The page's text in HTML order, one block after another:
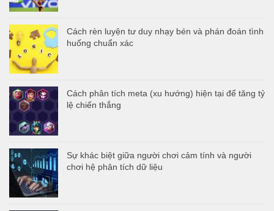
Cách rèn luyện tư duy nhạy bén và phán đoán tình
huống chuẩn xác
Cách phân tích meta (xu hướng) hiện tại để tăng tỷ
lệ chiến thắng
Sự khác biệt giữa người chơi cảm tính và người
chơi hệ phân tích dữ liệu